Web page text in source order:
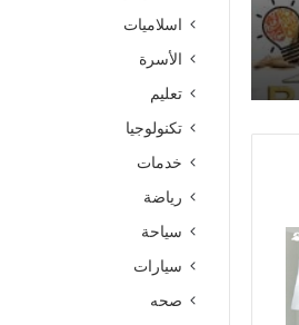
اسلاميات
الأسرة
تعليم
تكنولوجيا
خدمات
رياضة
سياحة
سيارات
صحه